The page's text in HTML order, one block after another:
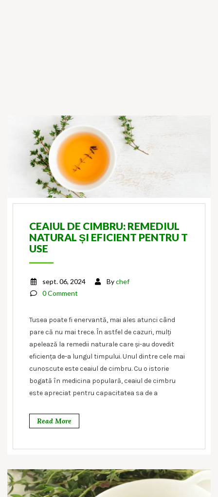
CEAIUL DE CIMBRU: REMEDIUL
NATURAL ȘI EFICIENT PENTRU T
USE
sept. 06, 2024 Bychef
0 Comment
Tusea poate fi enervantă, mai ales atunci când
pare că nu mai trece. În astfel de cazuri, mulți
apelează la remedii naturale care și-au dovedit
eficiența de-a lungul timpului. Unul dintre cele mai
cunoscute este ceaiul de cimbru. Cu o istorie
bogată în medicina populară, ceaiul de cimbru
este apreciat pentru capacitatea sa de a
Read More